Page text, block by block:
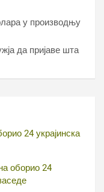
у производњу
да пријаве шта
24 украјинска
оборио 24